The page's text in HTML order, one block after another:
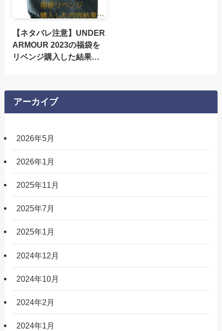
【ネタバレ注意】UNDER
ARMOUR 2023の福袋を
リベンジ購入した結果…
アーカイブ
2026年5月
2026年1月
2025年11月
2025年7月
2025年1月
2024年12月
2024年10月
2024年2月
2024年1月